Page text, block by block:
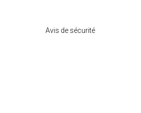
Avis de sécurité